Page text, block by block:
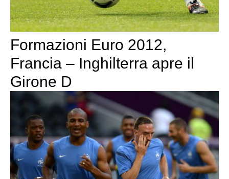
Formazioni Euro 2012,
Francia – Inghilterra apre il
Girone D